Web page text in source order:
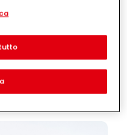
nostra Informativa sulla
utilizzeremo anche
te per
commerciali con noi
lavori) per) e su tale base
essere arricchiti